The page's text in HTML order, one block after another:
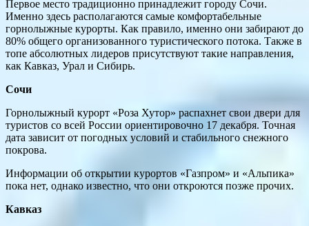
Первое место традиционно принадлежит городу Сочи.
Именно здесь располагаются самые комфортабельные
горнолыжные курорты. Как правило, именно они забирают до
80% общего организованного туристического потока. Также в
топе абсолютных лидеров присутствуют такие направления,
как Кавказ, Урал и Сибирь.
Сочи
Горнолыжный курорт «Роза Хутор» распахнет свои двери для
туристов со всей России ориентировочно 17 декабря. Точная
дата зависит от погодных условий и стабильного снежного
покрова.
Информации об открытии курортов «Газпром» и «Альпика»
пока нет, однако известно, что они откроются позже прочих.
Кавказ